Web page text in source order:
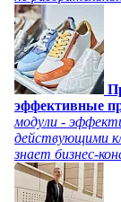
эффективные
модули -
действующими
знает бизнес-